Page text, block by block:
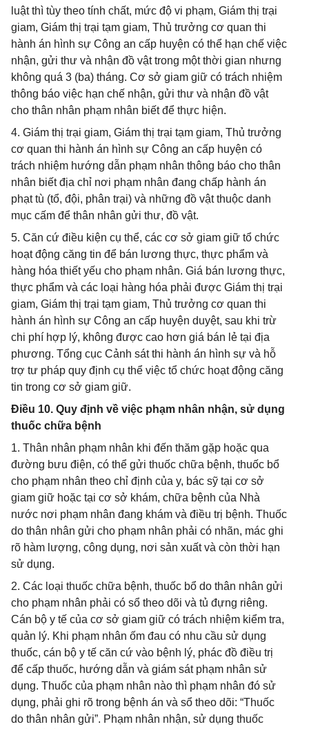
luật thì tùy theo tính chất, mức độ vi phạm, Giám thị trại
giam, Giám thị trại tạm giam, Thủ trưởng cơ quan thi
hành án hình sự Công an cấp huyện có thể hạn chế việc
nhận, gửi thư và nhận đồ vật trong một thời gian nhưng
không quá 3 (ba) tháng. Cơ sở giam giữ có trách nhiệm
thông báo việc hạn chế nhận, gửi thư và nhận đồ vật
cho thân nhân phạm nhân biết để thực hiện.
4. Giám thị trại giam, Giám thị trại tạm giam, Thủ trưởng
cơ quan thi hành án hình sự Công an cấp huyện có
trách nhiệm hướng dẫn phạm nhân thông báo cho thân
nhân biết địa chỉ nơi phạm nhân đang chấp hành án
phạt tù (tổ, đội, phân trại) và những đồ vật thuộc danh
mục cấm để thân nhân gửi thư, đồ vật.
5. Căn cứ điều kiện cụ thể, các cơ sở giam giữ tổ chức
hoạt động căng tin để bán lương thực, thực phẩm và
hàng hóa thiết yếu cho phạm nhân. Giá bán lương thực,
thực phẩm và các loại hàng hóa phải được Giám thị trại
giam, Giám thị trại tạm giam, Thủ trưởng cơ quan thi
hành án hình sự Công an cấp huyện duyệt, sau khi trừ
chi phí hợp lý, không được cao hơn giá bán lẻ tại địa
phương. Tổng cục Cảnh sát thi hành án hình sự và hỗ
trợ tư pháp quy định cụ thể việc tổ chức hoạt động căng
tin trong cơ sở giam giữ.
Điều 10. Quy định về việc phạm nhân nhận, sử dụng
thuốc chữa bệnh
1. Thân nhân phạm nhân khi đến thăm gặp hoặc qua
đường bưu điện, có thể gửi thuốc chữa bệnh, thuốc bổ
cho phạm nhân theo chỉ định của y, bác sỹ tại cơ sở
giam giữ hoặc tại cơ sở khám, chữa bệnh của Nhà
nước nơi phạm nhân đang khám và điều trị bệnh. Thuốc
do thân nhân gửi cho phạm nhân phải có nhãn, mác ghi
rõ hàm lượng, công dụng, nơi sản xuất và còn thời hạn
sử dụng.
2. Các loại thuốc chữa bệnh, thuốc bổ do thân nhân gửi
cho phạm nhân phải có sổ theo dõi và tủ đựng riêng.
Cán bộ y tế của cơ sở giam giữ có trách nhiệm kiểm tra,
quản lý. Khi phạm nhân ốm đau có nhu cầu sử dụng
thuốc, cán bộ y tế căn cứ vào bệnh lý, phác đồ điều trị
để cấp thuốc, hướng dẫn và giám sát phạm nhân sử
dụng. Thuốc của phạm nhân nào thì phạm nhân đó sử
dụng, phải ghi rõ trong bệnh án và sổ theo dõi: “Thuốc
do thân nhân gửi”. Phạm nhân nhận, sử dụng thuốc